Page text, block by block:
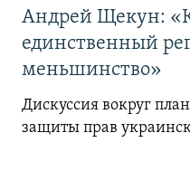
Андрей Щекун:
единственный
меньшинство»
Дискуссия вокруг
защиты прав